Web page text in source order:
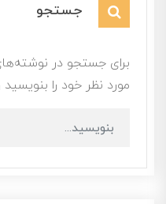
جستجو
برای جستجو در
مورد نظر خود را